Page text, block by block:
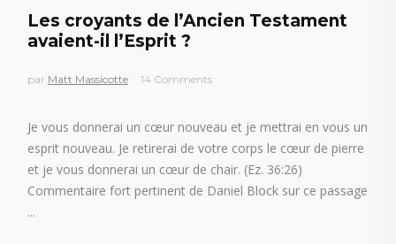
Les croyants de l’Ancien Testament
avaient-il l’Esprit ?
par Matt Massicotte 14 Comments
Je vous donnerai un cœur nouveau et je mettrai en vous un
esprit nouveau. Je retirerai de votre corps le cœur de pierre
et je vous donnerai un cœur de chair. (Ez. 36:26)
Commentaire fort pertinent de Daniel Block sur ce passage